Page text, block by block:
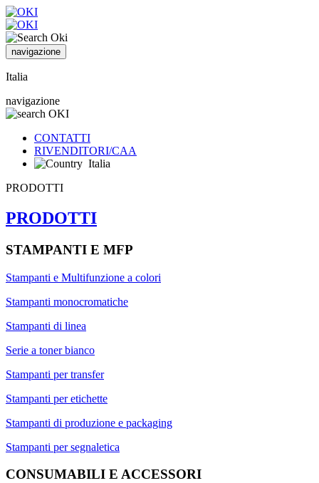
navigazione
Italia
navigazione
CONTATTI
RIVENDITORI/CAA
Italia
PRODOTTI
PRODOTTI
STAMPANTI E MFP
Stampanti e Multifunzione a colori
Stampanti monocromatiche
Stampanti di linea
Serie a toner bianco
Stampanti per transfer
Stampanti per etichette
Stampanti di produzione e packaging
Stampanti per segnaletica
CONSUMABILI E ACCESSORI